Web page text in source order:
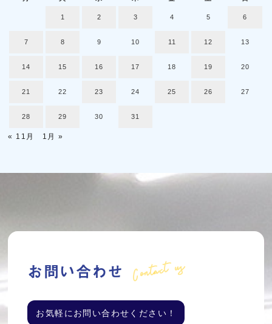
1 2 3 4 5 6
7 8 9 10 11 12 13
14 15 16 17 18 19 20
21 22 23 24 25 26 27
28 29 30 31
« 11月 1月 »
お問い合わせ Contact us
お気軽にお問い合わせください！